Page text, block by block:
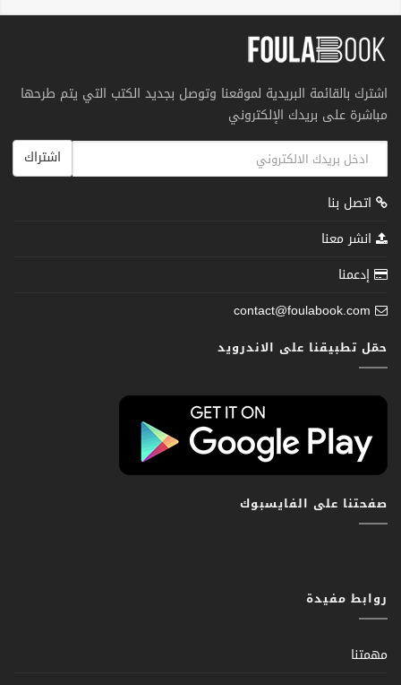
اشترك بالقائمة البريدية لموقعنا وتوصل بجديد الكتب التي يتم طرحها
مباشرة على بريدك الإلكتروني
اشتراك
اتصل بنا
انشر معنا
إدعمنا
contact@foulabook.com
حمّل تطبيقنا على الاندرويد
صفحتنا على الفايسبوك
روابط مفيدة
مهمتنا